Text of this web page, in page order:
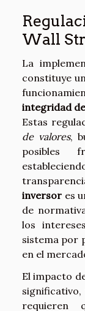
Wall
La
constituye
integridad
Estas
de valores,
posibles
inversor es
de
los
sistema por
en el
El impacto
requieren